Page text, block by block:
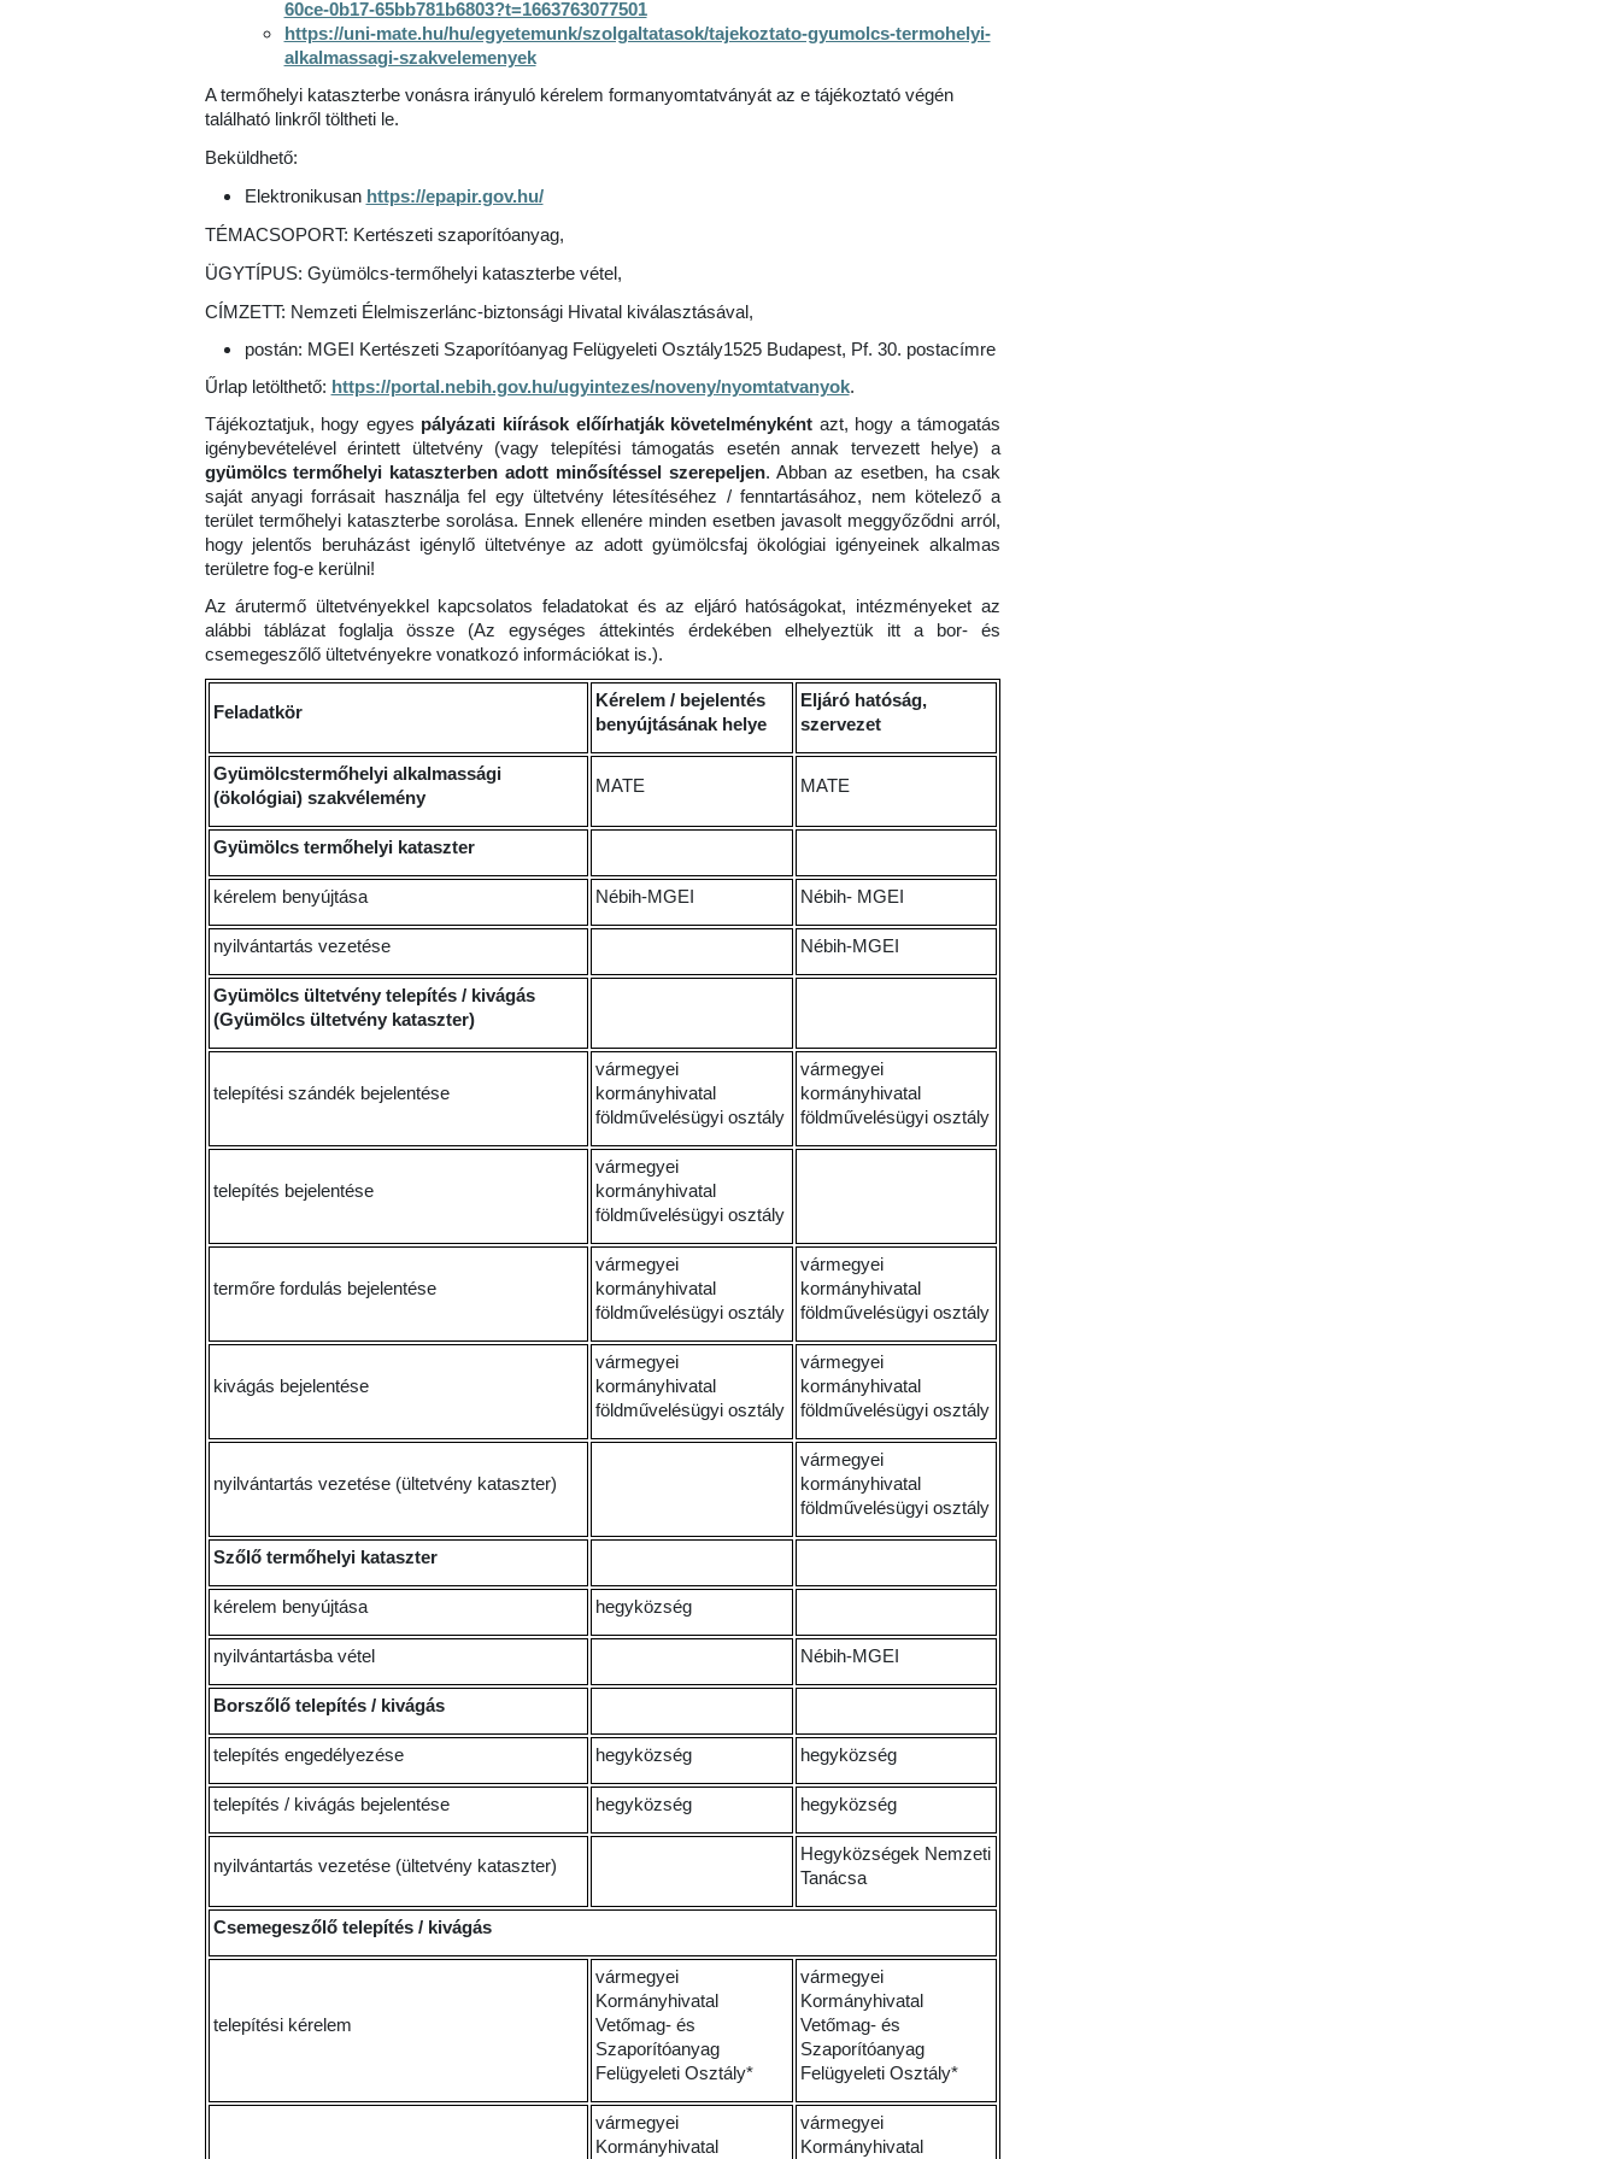
60ce-0b17-65bb781b6803?t=1663763077501
https://uni-mate.hu/hu/egyetemunk/szolgaltatasok/tajekoztato-gyumolcs-termohelyi-
alkalmassagi-szakvelemenyek
A termőhelyi kataszterbe vonásra irányuló kérelem formanyomtatványát az e tájékoztató végén
található linkről töltheti le.
Beküldhető:
Elektronikusan https://epapir.gov.hu/
TÉMACSOPORT: Kertészeti szaporítóanyag,
ÜGYTÍPUS: Gyümölcs-termőhelyi kataszterbe vétel,
CÍMZETT: Nemzeti Élelmiszerlánc-biztonsági Hivatal kiválasztásával,
postán: MGEI Kertészeti Szaporítóanyag Felügyeleti Osztály1525 Budapest, Pf. 30. postacímre
Űrlap letölthető: https://portal.nebih.gov.hu/ugyintezes/noveny/nyomtatvanyok.
Tájékoztatjuk, hogy egyes pályázati kiírások előírhatják követelményként azt, hogy a támogatás
igénybevételével érintett ültetvény (vagy telepítési támogatás esetén annak tervezett helye) a
gyümölcs termőhelyi kataszterben adott minősítéssel szerepeljen. Abban az esetben, ha csak
saját anyagi forrásait használja fel egy ültetvény létesítéséhez / fenntartásához, nem kötelező a
terület termőhelyi kataszterbe sorolása. Ennek ellenére minden esetben javasolt meggyőződni arról,
hogy jelentős beruházást igénylő ültetvénye az adott gyümölcsfaj ökológiai igényeinek alkalmas
területre fog-e kerülni!
Az árutermő ültetvényekkel kapcsolatos feladatokat és az eljáró hatóságokat, intézményeket az
alábbi táblázat foglalja össze (Az egységes áttekintés érdekében elhelyeztük itt a bor- és
csemegeszőlő ültetvényekre vonatkozó információkat is.).
Feladatkör
Kérelem / bejelentés
benyújtásának helye
Eljáró hatóság,
szervezet
Gyümölcstermőhelyi alkalmassági
(ökológiai) szakvélemény
MATE MATE
Gyümölcs termőhelyi kataszter
kérelem benyújtása Nébih-MGEI Nébih- MGEI
nyilvántartás vezetése Nébih-MGEI
Gyümölcs ültetvény telepítés / kivágás
(Gyümölcs ültetvény kataszter)
telepítési szándék bejelentése
vármegyei
kormányhivatal
földművelésügyi osztály
vármegyei
kormányhivatal
földművelésügyi osztály
telepítés bejelentése
vármegyei
kormányhivatal
földművelésügyi osztály
termőre fordulás bejelentése
vármegyei
kormányhivatal
földművelésügyi osztály
vármegyei
kormányhivatal
földművelésügyi osztály
kivágás bejelentése
vármegyei
kormányhivatal
földművelésügyi osztály
vármegyei
kormányhivatal
földművelésügyi osztály
nyilvántartás vezetése (ültetvény kataszter)
vármegyei
kormányhivatal
földművelésügyi osztály
Szőlő termőhelyi kataszter
kérelem benyújtása hegyközség
nyilvántartásba vétel Nébih-MGEI
Borszőlő telepítés / kivágás
telepítés engedélyezése hegyközség hegyközség
telepítés / kivágás bejelentése hegyközség hegyközség
nyilvántartás vezetése (ültetvény kataszter)
Hegyközségek Nemzeti
Tanácsa
Csemegeszőlő telepítés / kivágás
telepítési kérelem
vármegyei
Kormányhivatal
Vetőmag- és
Szaporítóanyag
Felügyeleti Osztály*
vármegyei
Kormányhivatal
Vetőmag- és
Szaporítóanyag
Felügyeleti Osztály*
vármegyei
Kormányhivatal
vármegyei
Kormányhivatal